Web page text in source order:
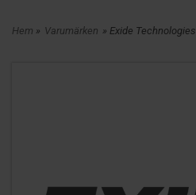
Hem » Varumärken » Exide Technologies